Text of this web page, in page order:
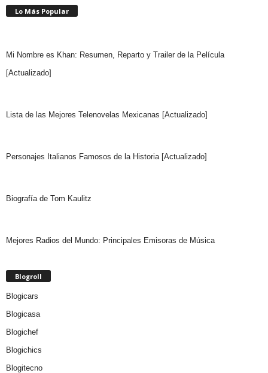
Lo Más Popular
Mi Nombre es Khan: Resumen, Reparto y Trailer de la Película
[Actualizado]
Lista de las Mejores Telenovelas Mexicanas [Actualizado]
Personajes Italianos Famosos de la Historia [Actualizado]
Biografía de Tom Kaulitz
Mejores Radios del Mundo: Principales Emisoras de Música
Blogroll
Blogicars
Blogicasa
Blogichef
Blogichics
Blogitecno